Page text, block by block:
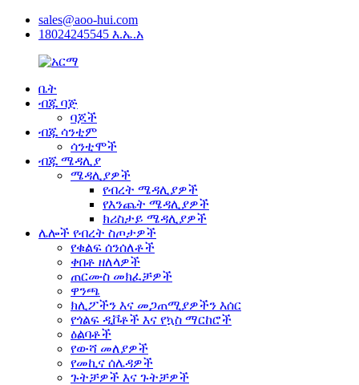
sales@aoo-hui.com
18024245545 እ.ኤ.አ
ቤት
ብጁ ባጅ
ባጆች
ብጁ ሳንቲም
ሳንቲሞች
ብጁ ሜዳሊያ
ሜዳሊያዎች
የብረት ሜዳሊያዎች
የእንጨት ሜዳሊያዎች
ክሪስታይ ሜዳሊያዎች
ሌሎች የብረት ስጦታዎች
የቁልፍ ሰንሰለቶች
ቀበቶ ዘለላዎች
ጠርሙስ መክፈቻዎች
ዋንጫ
ክሊፖችን እና መጋጠሚያዎችን እሰር
የጎልፍ ዲቮቶች እና የኳስ ማርከሮች
ዕልባቶች
የውሻ መለያዎች
የመኪና ሰሌዳዎች
ጉትቻዎች እና ጉትቻዎች